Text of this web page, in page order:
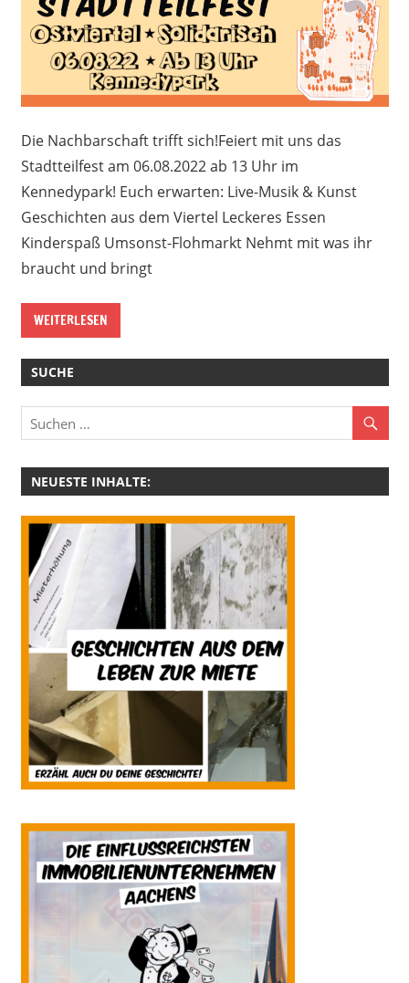
Die Nachbarschaft trifft sich!Feiert mit uns das
Stadtteilfest am 06.08.2022 ab 13 Uhr im
Kennedypark! Euch erwarten: Live-Musik & Kunst
Geschichten aus dem Viertel Leckeres Essen
Kinderspaß Umsonst-Flohmarkt Nehmt mit was ihr
braucht und bringt
WEITERLESEN
SUCHE
NEUESTE INHALTE: